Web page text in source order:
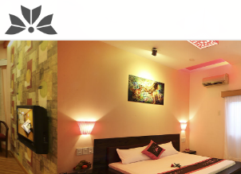
Previous